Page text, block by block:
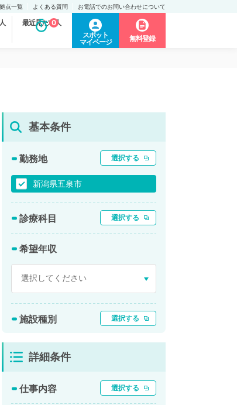
拠点一覧 よくある質問 お電話でのお問い合わせについて
最近見た求人
0
スポット
マイページ
無料登録
基本条件
勤務地 選択する
新潟県五泉市
診療科目 選択する
希望年収
施設種別 選択する
詳細条件
仕事内容 選択する